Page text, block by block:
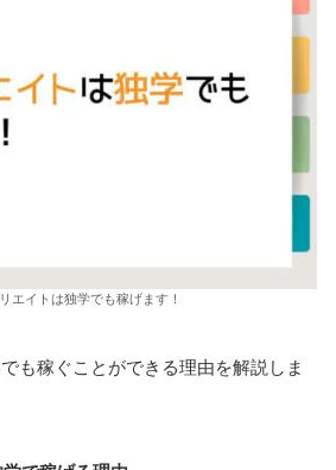
エイトは独学でも稼げます！
も稼ぐことができる理由を解説しま